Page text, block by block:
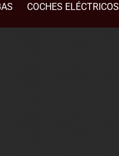
COCHES ELÉCTRICOS